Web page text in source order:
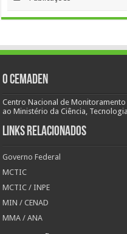
O Cemaden
Centro Nacional de
ao Ministério da Ciência,
Links Relacionados
Governo Federal
MCTIC
MCTIC / INPE
MIN / CENAD
MMA / ANA